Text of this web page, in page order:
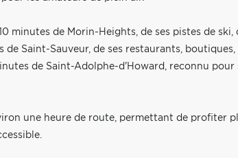
minutes de Morin-Heights, de ses pistes de
de Saint-Sauveur, de ses restaurants,
de Saint-Adolphe-d'Howard, reconnu pour
une heure de route, permettant de profiter